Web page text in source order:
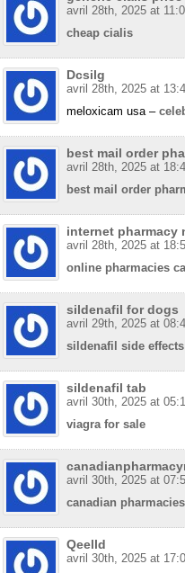
avril 28th, 2025 at
cheap cialis
Dcsilg
avril 28th, 2025 at
meloxicam usa –
best mail order
avril 28th, 2025 at
best mail order
internet pharmacy
avril 28th, 2025 at
online pharmacies
sildenafil for dogs
avril 29th, 2025 at
sildenafil side effects
sildenafil tab
avril 30th, 2025 at
viagra for sale
avril 30th, 2025 at
canadian
Qeelld
avril 30th, 2025 at